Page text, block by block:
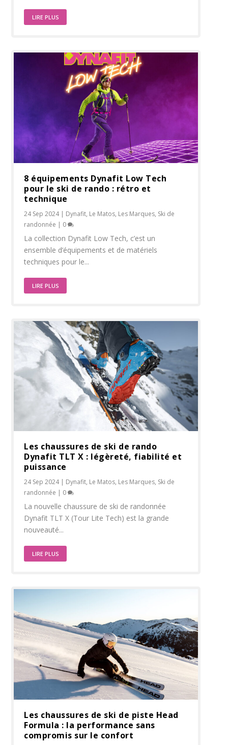
LIRE PLUS
8 équipements Dynafit Low Tech
pour le ski de rando : rétro et
technique
24 Sep 2024| Dynafit, Le Matos, Les Marques, Ski de
randonnée | 0
La collection Dynafit Low Tech, c’est un
ensemble d’équipements et de matériels
techniques pour le...
LIRE PLUS
Les chaussures de ski de rando
Dynafit TLT X : légèreté, fiabilité et
puissance
24 Sep 2024| Dynafit, Le Matos, Les Marques, Ski de
randonnée | 0
La nouvelle chaussure de ski de randonnée
Dynafit TLT X (Tour Lite Tech) est la grande
nouveauté...
LIRE PLUS
Les chaussures de ski de piste Head
Formula : la performance sans
compromis sur le confort